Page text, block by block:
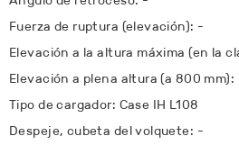
Fuerza de ruptura (elevación): -
Elevación a la altura máxima (en la
Elevación a plena altura (a 800 mm):
Tipo de cargador: Case IH L108
Despeje, cubeta del volquete: -